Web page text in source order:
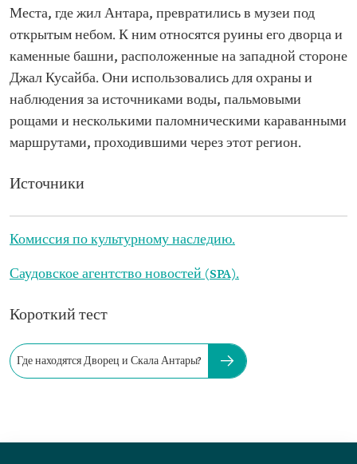
Места, где жил Антара, превратились в музеи под
открытым небом. К ним относятся руины его дворца и
каменные башни, расположенные на западной стороне
Джал Кусайба. Они использовались для охраны и
наблюдения за источниками воды, пальмовыми
рощами и несколькими паломническими караванными
маршрутами, проходившими через этот регион.
Источники
Комиссия по культурному наследию.
Саудовское агентство новостей (SPA).
Короткий тест
Где находятся Дворец и Скала Антары?